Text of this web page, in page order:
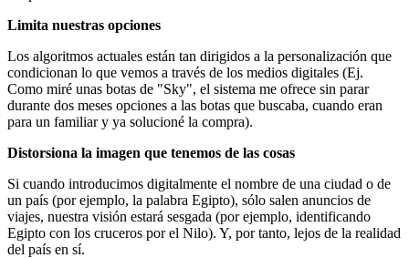
Limita nuestras opciones
Los algoritmos actuales están tan dirigidos a la personalización que
condicionan lo que vemos a través de los medios digitales (Ej.
Como miré unas botas de "Sky", el sistema me ofrece sin parar
durante dos meses opciones a las botas que buscaba, cuando eran
para un familiar y ya solucioné la compra).
Distorsiona la imagen que tenemos de las cosas
Si cuando introducimos digitalmente el nombre de una ciudad o de
un país (por ejemplo, la palabra Egipto), sólo salen anuncios de
viajes, nuestra visión estará sesgada (por ejemplo, identificando
Egipto con los cruceros por el Nilo). Y, por tanto, lejos de la realidad
del país en sí.